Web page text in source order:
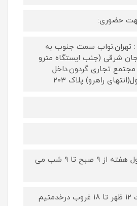
حضوری:
سمت جنوب به
شرقی (جنب ایستگاه مترو
تجاری گردون.داخل
راهرو) پلاک ۲۰۳
ساعت کاری در طول هفته از ۹ صبح تا ۹ شب می